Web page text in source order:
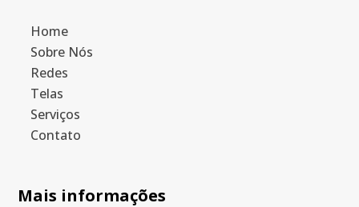
Home
Sobre Nós
Redes
Telas
Serviços
Contato
Mais informações